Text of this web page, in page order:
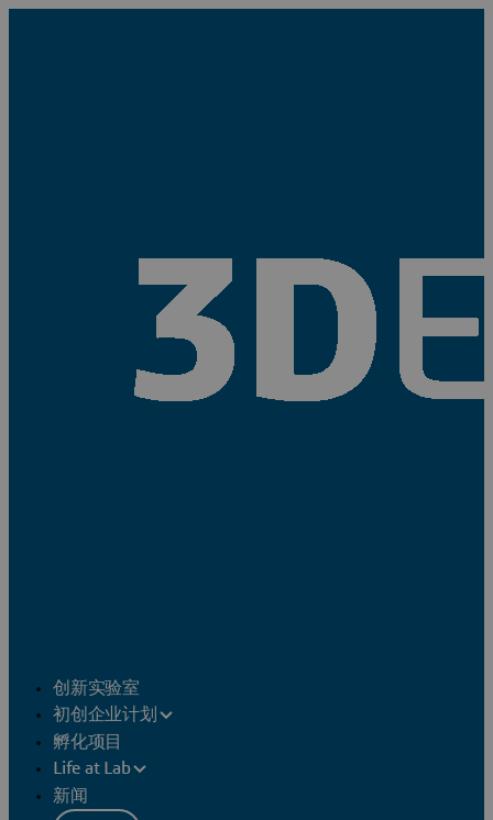
创新实验室
初创企业计划
孵化项目
Life at Lab
新闻